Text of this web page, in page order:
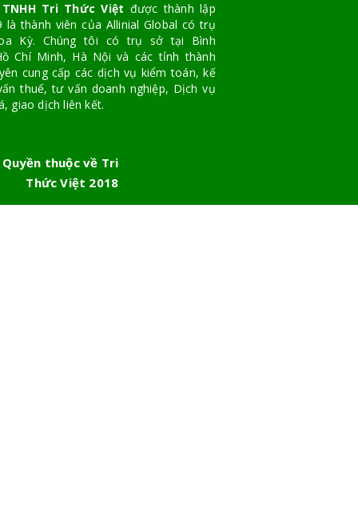
Tri Thức Việt được thành lập
là thành viên của Allinial Global có trụ
Kỳ. Chúng tôi có trụ sở tại Bình
Chí Minh, Hà Nội và các tỉnh thành
cung cấp các dịch vụ kiểm toán, kế
thuế, tư vấn doanh nghiệp, Dịch vụ
giao dịch liên kết.
Quyền thuộc về Tri
Thức Việt 2018